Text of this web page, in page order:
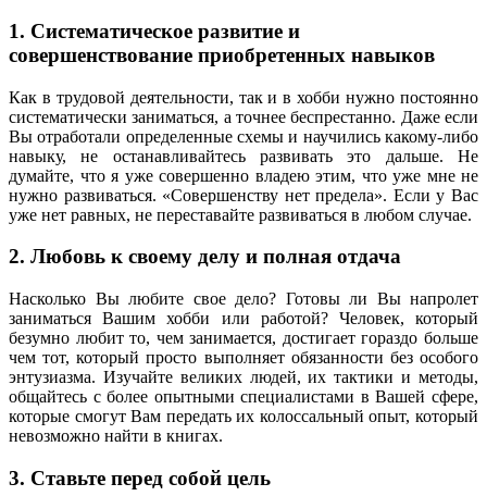
1. Систематическое развитие и
совершенствование приобретенных навыков
Как в трудовой деятельности, так и в хобби нужно постоянно
систематически заниматься, а точнее беспрестанно. Даже если
Вы отработали определенные схемы и научились какому-либо
навыку, не останавливайтесь развивать это дальше. Не
думайте, что я уже совершенно владею этим, что уже мне не
нужно развиваться. «Совершенству нет предела». Если у Вас
уже нет равных, не переставайте развиваться в любом случае.
2. Любовь к своему делу и полная отдача
Насколько Вы любите свое дело? Готовы ли Вы напролет
заниматься Вашим хобби или работой? Человек, который
безумно любит то, чем занимается, достигает гораздо больше
чем тот, который просто выполняет обязанности без особого
энтузиазма. Изучайте великих людей, их тактики и методы,
общайтесь с более опытными специалистами в Вашей сфере,
которые смогут Вам передать их колоссальный опыт, который
невозможно найти в книгах.
3. Ставьте перед собой цель